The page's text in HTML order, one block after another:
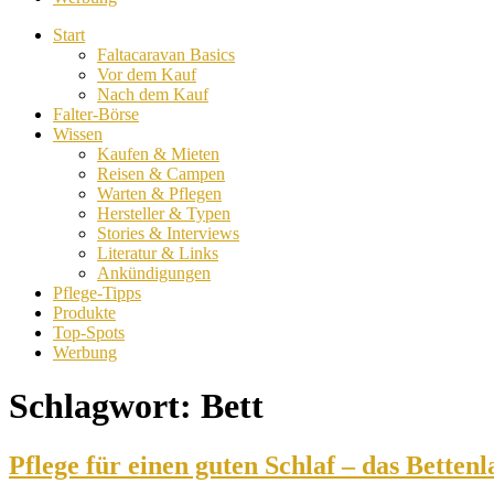
Start
Faltacaravan Basics
Vor dem Kauf
Nach dem Kauf
Falter-Börse
Wissen
Kaufen & Mieten
Reisen & Campen
Warten & Pflegen
Hersteller & Typen
Stories & Interviews
Literatur & Links
Ankündigungen
Pflege-Tipps
Produkte
Top-Spots
Werbung
Schlagwort: Bett
Pflege für einen guten Schlaf – das